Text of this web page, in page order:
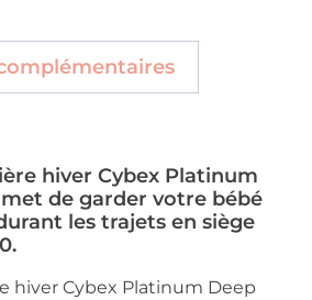
hiver Cybex Platinum
de garder votre bébé
les trajets en siège
hiver Cybex Platinum Deep